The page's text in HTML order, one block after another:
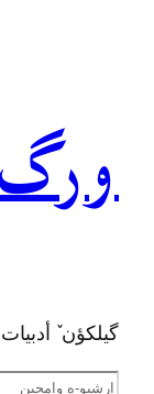
ورگ
گيلکؤن ٚ أدبیات ؤ
ج